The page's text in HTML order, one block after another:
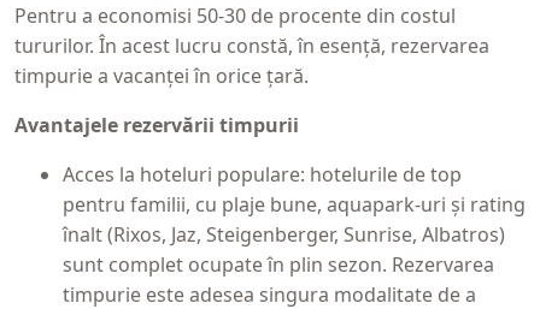
Pentru a economisi 50-30 de procente din costul
tururilor. În acest lucru constă, în esență, rezervarea
timpurie a vacanței în orice țară.
Avantajele rezervării timpurii
Acces la hoteluri populare: hotelurile de top
pentru familii, cu plaje bune, aquapark-uri și rating
înalt (Rixos, Jaz, Steigenberger, Sunrise, Albatros)
sunt complet ocupate în plin sezon. Rezervarea
timpurie este adesea singura modalitate de a